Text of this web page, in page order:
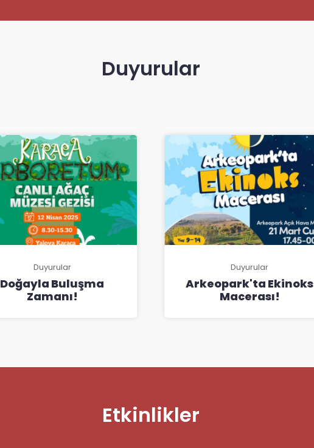
Duyurular
Duyurular
Doğayla Buluşma
Zamanı!
Duyurular
Arkeopark'ta Ekinoks
Macerası!
Etkinlikler